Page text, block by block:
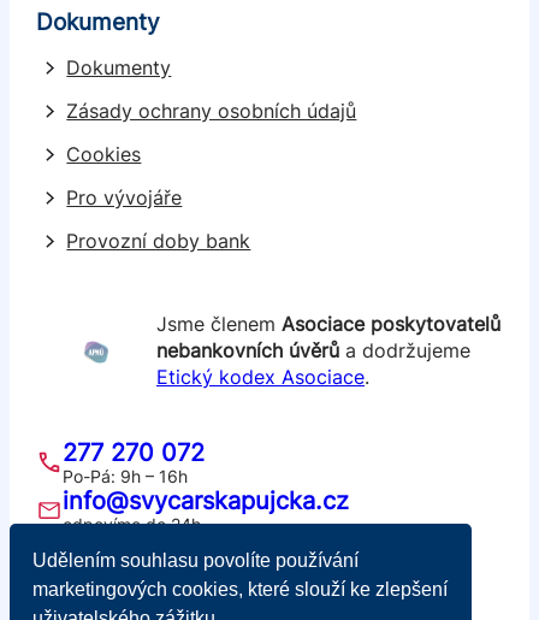
Dokumenty
Dokumenty
Zásady ochrany osobních údajů
Cookies
Pro vývojáře
Provozní doby bank
Jsme členem Asociace poskytovatelů
nebankovních úvěrůa dodržujeme
Etický kodex Asociace.
277 270 072
Po-Pá: 9h – 16h
info@svycarskapujcka.cz
odpovíme do 24h
Švýcarská půjčka
Školská 689/20, 110 00 Praha 1
IČ: 05421721, DIČ: CZ05421721
Udělením souhlasu povolíte používání
marketingových cookies, které slouží ke zlepšení